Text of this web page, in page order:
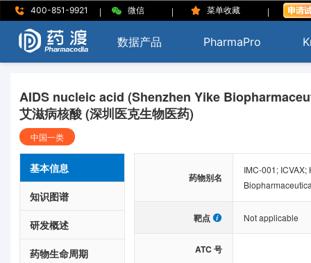
400-851-9921 | 微信 | 菜单收藏 |
数据产品 PharmaPro
AIDS nucleic acid (Shenzhen Yike
艾滋病核酸 (深圳医克生物医药)
中国一类
基本信息
知识图谱
研发概述
药物生命周期
药物别名
IMC-001;
靶点 Not applicable
ATC 号